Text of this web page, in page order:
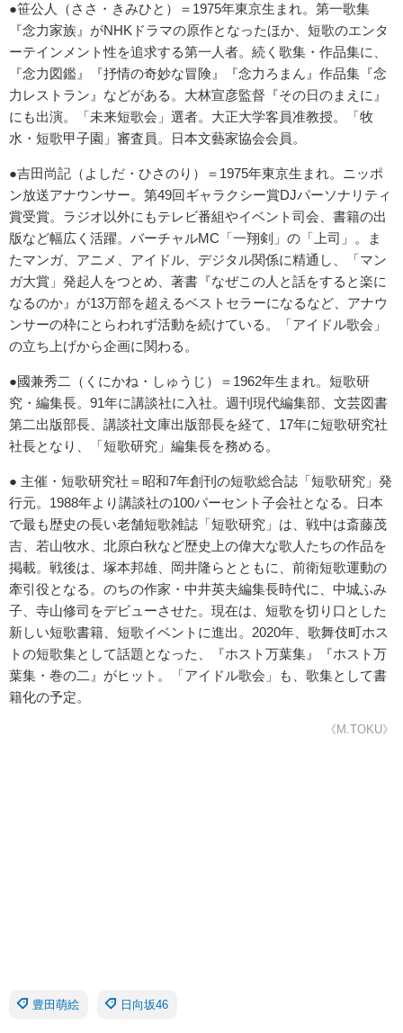
●笹公人（ささ・きみひと）＝1975年東京生まれ。第一歌集
『念力家族』がNHKドラマの原作となったほか、短歌のエンタ
ーテインメント性を追求する第一人者。続く歌集・作品集に、
『念力図鑑』『抒情の奇妙な冒険』『念力ろまん』作品集『念
力レストラン』などがある。大林宣彦監督『その日のまえに』
にも出演。「未来短歌会」選者。大正大学客員准教授。「牧
水・短歌甲子園」審査員。日本文藝家協会会員。
●吉田尚記（よしだ・ひさのり）＝1975年東京生まれ。ニッポ
ン放送アナウンサー。第49回ギャラクシー賞DJパーソナリティ
賞受賞。ラジオ以外にもテレビ番組やイベント司会、書籍の出
版など幅広く活躍。バーチャルMC「一翔剣」の「上司」。ま
たマンガ、アニメ、アイドル、デジタル関係に精通し、「マン
ガ大賞」発起人をつとめ、著書『なぜこの人と話をすると楽に
なるのか』が13万部を超えるベストセラーになるなど、アナウ
ンサーの枠にとらわれず活動を続けている。「アイドル歌会」
の立ち上げから企画に関わる。
●國兼秀二（くにかね・しゅうじ）＝1962年生まれ。短歌研
究・編集長。91年に講談社に入社。週刊現代編集部、文芸図書
第二出版部長、講談社文庫出版部長を経て、17年に短歌研究社
社長となり、「短歌研究」編集長を務める。
● 主催・短歌研究社＝昭和7年創刊の短歌総合誌「短歌研究」発
行元。1988年より講談社の100パーセント子会社となる。日本
で最も歴史の長い老舗短歌雑誌「短歌研究」は、戦中は斎藤茂
吉、若山牧水、北原白秋など歴史上の偉大な歌人たちの作品を
掲載。戦後は、塚本邦雄、岡井隆らとともに、前衛短歌運動の
牽引役となる。のちの作家・中井英夫編集長時代に、中城ふみ
子、寺山修司をデビューさせた。現在は、短歌を切り口とした
新しい短歌書籍、短歌イベントに進出。2020年、歌舞伎町ホス
トの短歌集として話題となった、『ホスト万葉集』『ホスト万
葉集・巻の二』がヒット。「アイドル歌会」も、歌集として書
籍化の予定。
《M.TOKU》
豊田萌絵 日向坂46